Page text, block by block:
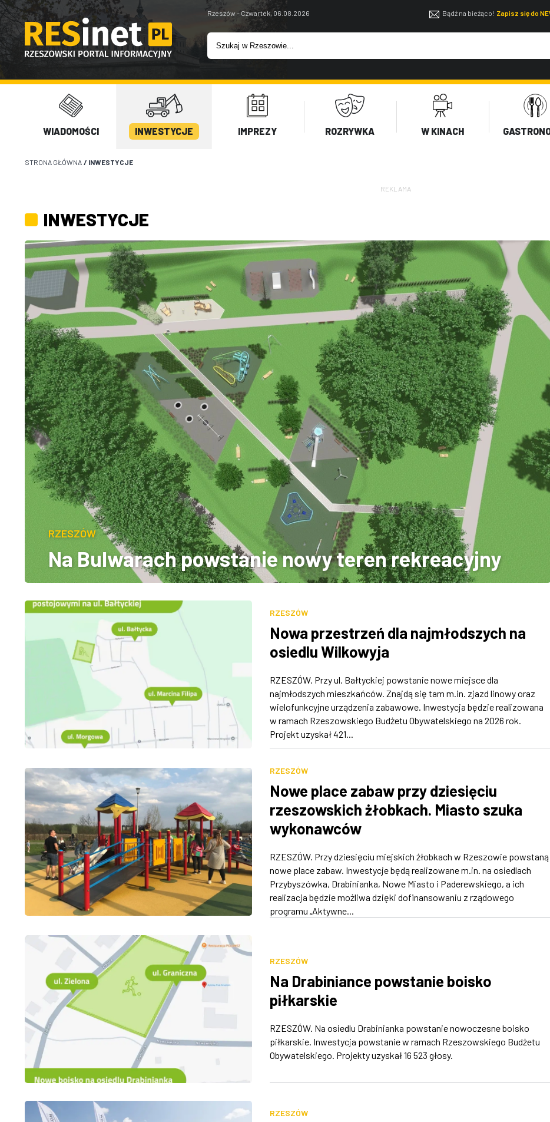
Rzeszów - Czwartek, 06.08.2026 Bądź na bieżąco! Zapisz się do
WIADOMOŚCI INWESTYCJE IMPREZY ROZRYWKA W KINACH
STRONA GŁÓWNA / INWESTYCJE
REKLAMA
INWESTYCJE
RZESZÓW
Na Bulwarach powstanie nowy teren rekreacyjny
RZESZÓW
Nowa przestrzeń dla najmłodszych na
osiedlu Wilkowyja
RZESZÓW. Przy ul. Bałtyckiej powstanie nowe miejsce dla
najmłodszych mieszkańców. Znajdą się tam m.in. zjazd linowy oraz
wielofunkcyjne urządzenia zabawowe. Inwestycja będzie realizowana
w ramach Rzeszowskiego Budżetu Obywatelskiego na 2026 rok.
Projekt uzyskał 421...
RZESZÓW
Nowe place zabaw przy dziesięciu
rzeszowskich żłobkach. Miasto szuka
wykonawców
RZESZÓW. Przy dziesięciu miejskich żłobkach w Rzeszowie powstaną
nowe place zabaw. Inwestycje będą realizowane m.in. na osiedlach
Przybyszówka, Drabinianka, Nowe Miasto i Paderewskiego, a ich
realizacja będzie możliwa dzięki dofinansowaniu z rządowego
programu „Aktywne...
RZESZÓW
Na Drabiniance powstanie boisko
piłkarskie
RZESZÓW. Na osiedlu Drabinianka powstanie nowoczesne boisko
piłkarskie. Inwestycja powstanie w ramach Rzeszowskiego Budżetu
Obywatelskiego. Projekty uzyskał 16 523 głosy.
RZESZÓW